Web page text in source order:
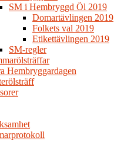
SM i Hembryggd Öl 2019
Domartävlingen 2019
Folkets val 2019
Etikettävlingen 2019
SM-regler
Hembryggardagen